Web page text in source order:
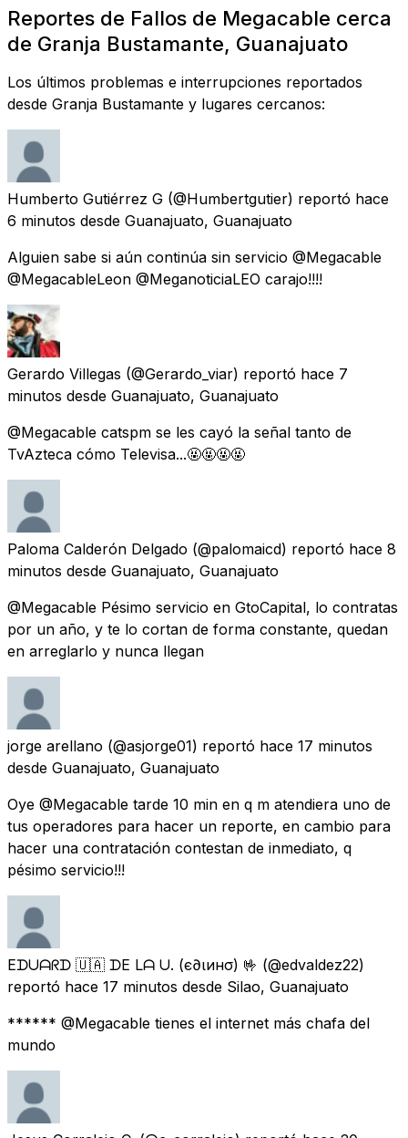
Reportes de Fallos de Megacable cerca
de Granja Bustamante, Guanajuato
Los últimos problemas e interrupciones reportados
desde Granja Bustamante y lugares cercanos:
Humberto Gutiérrez G (@Humbertgutier) reportó hace
6 minutos desde Guanajuato, Guanajuato
Alguien sabe si aún continúa sin servicio @Megacable
@MegacableLeon @MeganoticiaLEO carajo!!!!
Gerardo Villegas (@Gerardo_viar) reportó hace 7
minutos desde Guanajuato, Guanajuato
@Megacable catspm se les cayó la señal tanto de
TvAzteca cómo Televisa...🤬🤬🤬🤬
Paloma Calderón Delgado (@palomaicd) reportó hace 8
minutos desde Guanajuato, Guanajuato
@Megacable Pésimo servicio en GtoCapital, lo contratas
por un año, y te lo cortan de forma constante, quedan
en arreglarlo y nunca llegan
jorge arellano (@asjorge01) reportó hace 17 minutos
desde Guanajuato, Guanajuato
Oye @Megacable tarde 10 min en q m atendiera uno de
tus operadores para hacer un reporte, en cambio para
hacer una contratación contestan de inmediato, q
pésimo servicio!!!
Eᗪᑌᗩᖇᗪ 🇺🇦 ᗪE Lᗩ ᑌ. (є∂ιинσ) 🤟 (@edvaldez22)
reportó hace 17 minutos desde Silao, Guanajuato
****** @Megacable tienes el internet más chafa del
mundo